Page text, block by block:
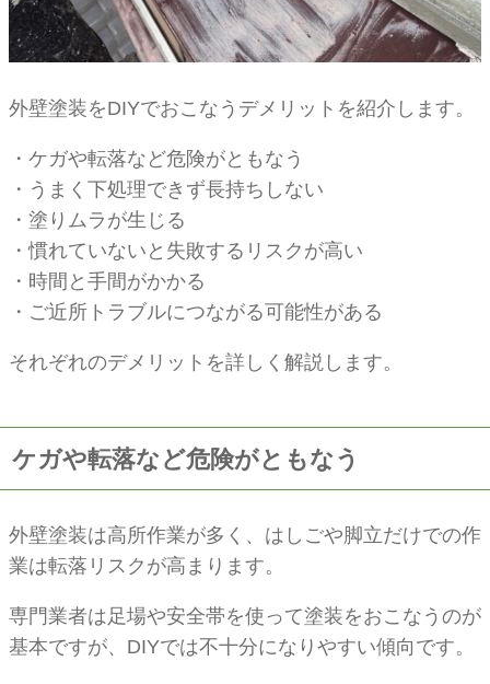
外壁塗装をDIYでおこなうデメリットを紹介します。
・ケガや転落など危険がともなう
・うまく下処理できず長持ちしない
・塗りムラが生じる
・慣れていないと失敗するリスクが高い
・時間と手間がかかる
・ご近所トラブルにつながる可能性がある
それぞれのデメリットを詳しく解説します。
ケガや転落など危険がともなう
外壁塗装は高所作業が多く、はしごや脚立だけでの作
業は転落リスクが高まります。
専門業者は足場や安全帯を使って塗装をおこなうのが
基本ですが、DIYでは不十分になりやすい傾向です。